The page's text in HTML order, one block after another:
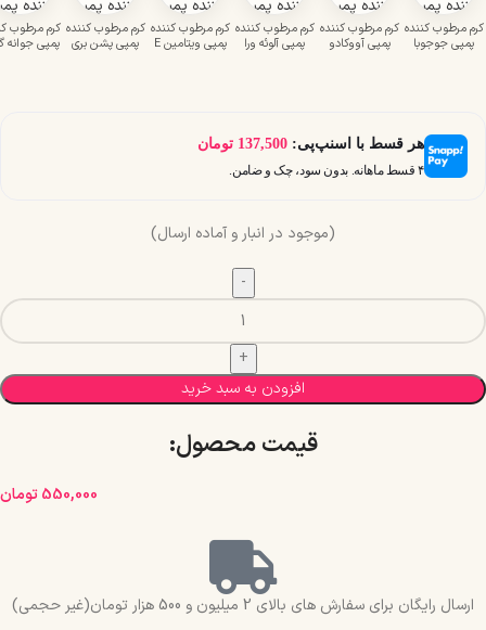
کرم مرطوب کننده
پمپی جوجوبا
کرم مرطوب کننده
پمپی آووکادو
کرم مرطوب کننده
پمپی آلوئه ورا
کرم مرطوب کننده
پمپی ویتامین E
کرم مرطوب کننده
پمپی پشن بری
کرم مرطوب
پمپی جوانه
هر قسط با اسنپ‌پی: 137,500 تومان
۴ قسط ماهانه. بدون سود، چک و ضامن.
(موجود در انبار و آماده ارسال)
افزودن به سبد خرید
قیمت محصول:​
550,000تومان
ارسال رایگان برای سفارش های بالای 2 میلیون و 500 هزار تومان(غیر حجمی)